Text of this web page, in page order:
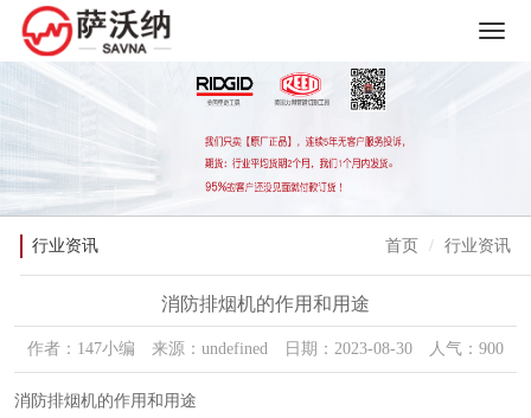
行业资讯 首页 行业资讯
消防排烟机的作用和用途
作者：147小编 来源：undefined 日期：2023-08-30 人气：900
消防排烟机的作用和用途